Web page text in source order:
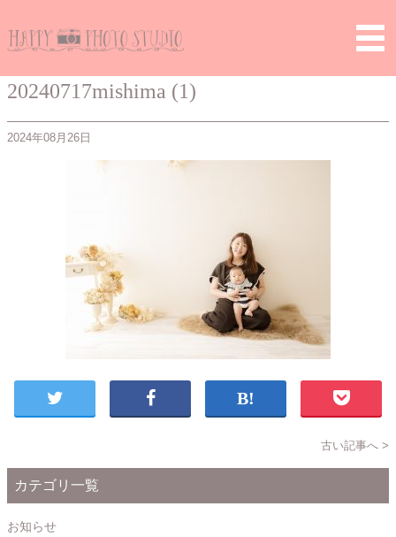
20240717mishima (1)
2024年08月26日
古い記事へ >
カテゴリ一覧
お知らせ